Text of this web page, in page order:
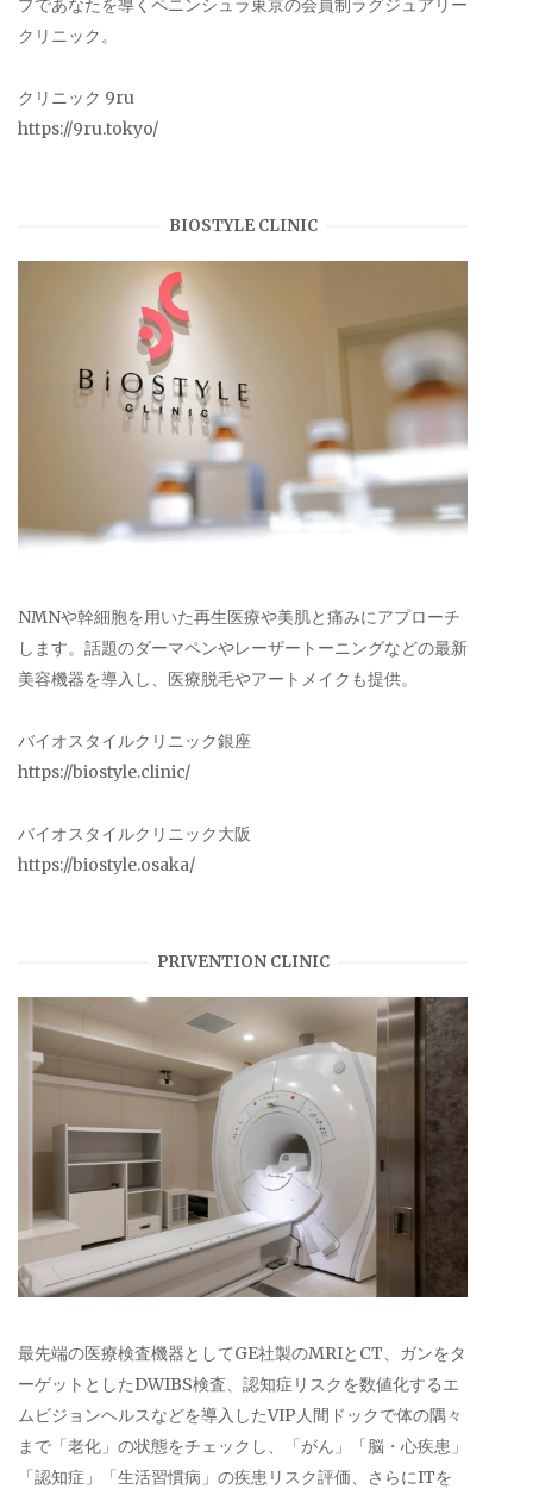
プであなたを導くペニンシュラ東京の会員制ラグジュアリー
クリニック。
クリニック 9ru
https://9ru.tokyo/
BIOSTYLE CLINIC
NMNや幹細胞を用いた再生医療や美肌と痛みにアプローチ
します。話題のダーマペンやレーザートーニングなどの最新
美容機器を導入し、医療脱毛やアートメイクも提供。
バイオスタイルクリニック銀座
https://biostyle.clinic/
バイオスタイルクリニック大阪
https://biostyle.osaka/
PRIVENTION CLINIC
最先端の医療検査機器としてGE社製のMRIとCT、ガンをタ
ーゲットとしたDWIBS検査、認知症リスクを数値化するエ
ムビジョンヘルスなどを導入したVIP人間ドックで体の隅々
まで「老化」の状態をチェックし、「がん」「脳・心疾患」
「認知症」「生活習慣病」の疾患リスク評価、さらにITを